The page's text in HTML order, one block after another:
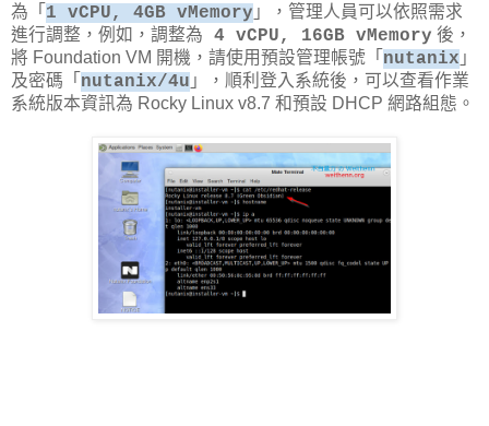
為「 1 vCPU, 4GB vMemory 」，管理人員可以依照需求
進行調整，例如，調整為 4 vCPU, 16GB vMemory 後，
將 Foundation VM 開機，請使用預設管理帳號「 nutanix 」
及密碼「 nutanix/4u 」，順利登入系統後，可以查看作業
系統版本資訊為 Rocky Linux v8.7 和預設 DHCP 網路組態。